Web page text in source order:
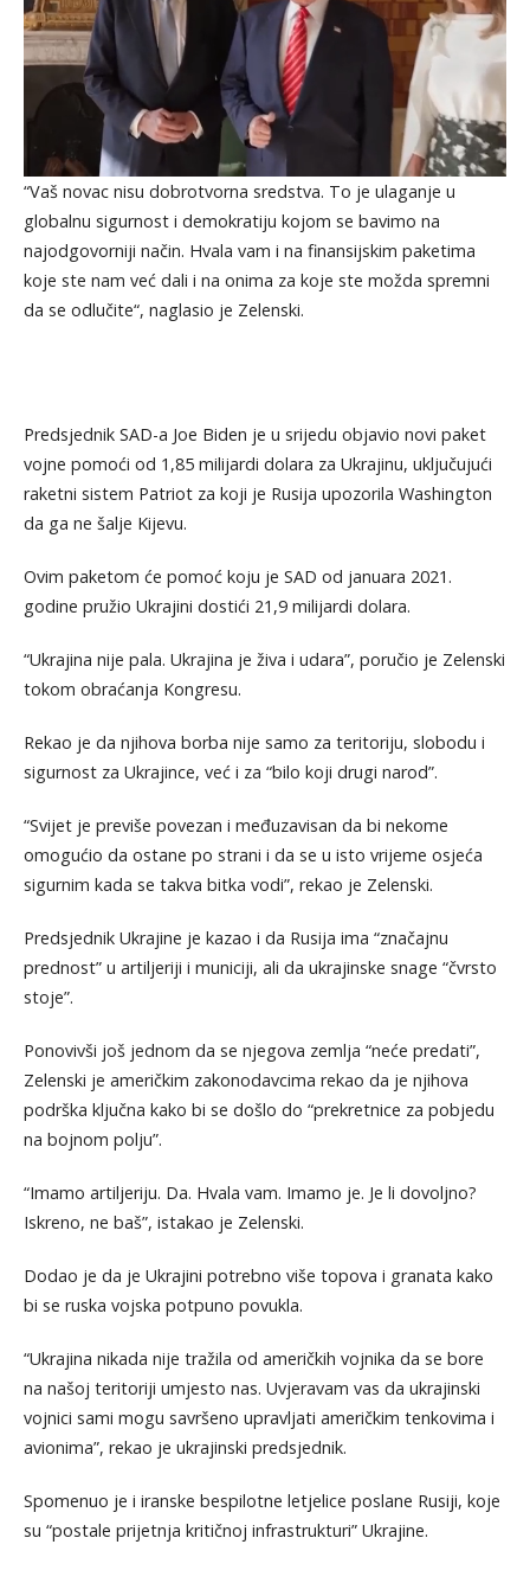
“Vaš novac nisu dobrotvorna sredstva. To je ulaganje u
globalnu sigurnost i demokratiju kojom se bavimo na
najodgovorniji način. Hvala vam i na finansijskim paketima
koje ste nam već dali i na onima za koje ste možda spremni
da se odlučite“, naglasio je Zelenski.
Predsjednik SAD-a Joe Biden je u srijedu objavio novi paket
vojne pomoći od 1,85 milijardi dolara za Ukrajinu, uključujući
raketni sistem Patriot za koji je Rusija upozorila Washington
da ga ne šalje Kijevu.
Ovim paketom će pomoć koju je SAD od januara 2021.
godine pružio Ukrajini dostići 21,9 milijardi dolara.
“Ukrajina nije pala. Ukrajina je živa i udara”, poručio je Zelenski
tokom obraćanja Kongresu.
Rekao je da njihova borba nije samo za teritoriju, slobodu i
sigurnost za Ukrajince, već i za “bilo koji drugi narod”.
“Svijet je previše povezan i međuzavisan da bi nekome
omogućio da ostane po strani i da se u isto vrijeme osjeća
sigurnim kada se takva bitka vodi”, rekao je Zelenski.
Predsjednik Ukrajine je kazao i da Rusija ima “značajnu
prednost” u artiljeriji i municiji, ali da ukrajinske snage “čvrsto
stoje”.
Ponovivši još jednom da se njegova zemlja “neće predati”,
Zelenski je američkim zakonodavcima rekao da je njihova
podrška ključna kako bi se došlo do “prekretnice za pobjedu
na bojnom polju”.
“Imamo artiljeriju. Da. Hvala vam. Imamo je. Je li dovoljno?
Iskreno, ne baš”, istakao je Zelenski.
Dodao je da je Ukrajini potrebno više topova i granata kako
bi se ruska vojska potpuno povukla.
“Ukrajina nikada nije tražila od američkih vojnika da se bore
na našoj teritoriji umjesto nas. Uvjeravam vas da ukrajinski
vojnici sami mogu savršeno upravljati američkim tenkovima i
avionima”, rekao je ukrajinski predsjednik.
Spomenuo je i iranske bespilotne letjelice poslane Rusiji, koje
su “postale prijetnja kritičnoj infrastrukturi” Ukrajine.